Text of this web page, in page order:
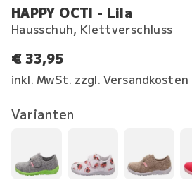
HAPPY OCTI - Lila
Hausschuh, Klettverschluss
€ 33,95
inkl. MwSt. zzgl. Versandkosten
Varianten